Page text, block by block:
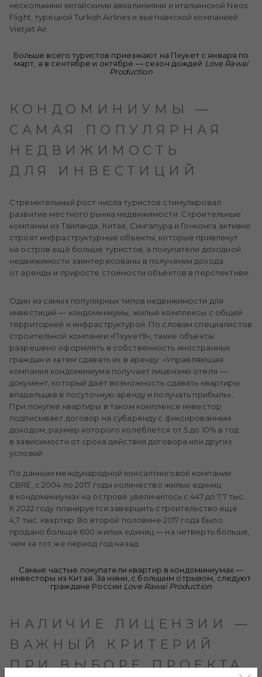
несколькими китайскими авиалиниями и итальянской Neos
Flight, турецкой Turkish Airlines и вьетнамской компанией
Vietjet Air.
Больше всего туристов приезжают на Пхукет с января по
март, а в сентябре и октябре — сезон дождей Love Rawai
Production
КОНДОМИНИУМЫ —
САМАЯ ПОПУЛЯРНАЯ
НЕДВИЖИМОСТЬ
ДЛЯ ИНВЕСТИЦИЙ
Стремительный рост числа туристов стимулировал
развитие местного рынка недвижимости. Строительные
компании из Таиланда, Китая, Сингапура и Гонконга активно
строят инфраструктурные объекты, которые привлекут
на остров ещё больше туристов, а покупатели доходной
недвижимости заинтересованы в получении дохода
от аренды и приросте стоимости объектов в перспективе.
Один из самых популярных типов недвижимости для
инвестиций — кондоминиумы, жилые комплексы с общей
территорией и инфраструктурой. По словам специалистов
строительной компании «Пхукет9», такие объекты
разрешено оформлять в собственность иностранных
граждан и затем сдавать их в аренду: «Управляющая
компания кондоминиума получает лицензию отеля —
документ, который даёт возможность сдавать квартиры
владельцев в посуточную аренду и получать прибыль».
При покупке квартиры в таком комплексе инвестор
подписывает договор на субаренду с фиксированным
доходом, размер которого колеблется от 5 до 10% в год
в зависимости от срока действия договора или других
условий.
По данным международной консалтинговой компании
CBRE, с 2004 по 2017 годы количество жилых единиц
в кондоминиумах на острове увеличилось с 447 до 7,7 тыс.
К 2022 году планируется завершить строительство ещё
4,7 тыс. квартир. Во второй половине 2017 года было
продано больше 600 жилых единиц — на четверть больше,
чем за тот же период год назад.
Самые частые покупатели квартир в кондоминиумах —
инвесторы из Китая. За ними, с большим отрывом, следуют
граждане России Love Rawai Production
НАЛИЧИЕ ЛИЦЕНЗИИ —
ВАЖНЫЙ КРИТЕРИЙ
ПРИ ВЫБОРЕ ПРОЕКТА